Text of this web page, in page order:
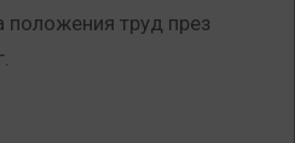
положения труд през